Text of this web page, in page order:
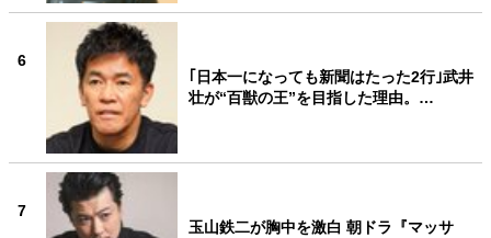
6
｢日本一になっても新聞はたった2行｣武井
壮が“百獣の王”を目指した理由。…
7
玉山鉄二が胸中を激白 朝ドラ『マッサ